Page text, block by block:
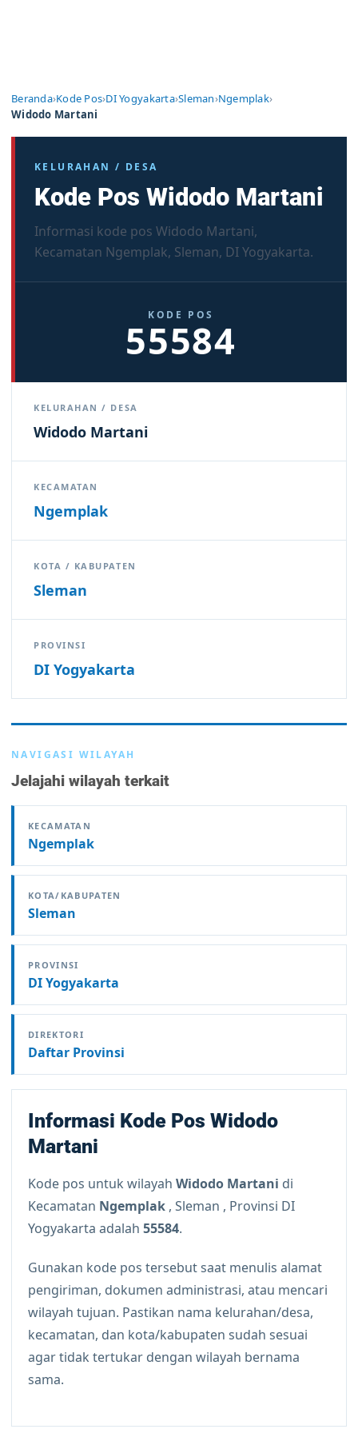
Beranda›Kode Pos›DI Yogyakarta›Sleman›Ngemplak›
Widodo Martani
KELURAHAN / DESA
Kode Pos Widodo Martani
Informasi kode pos Widodo Martani,
Kecamatan Ngemplak, Sleman, DI Yogyakarta.
KODE POS
55584
KELURAHAN / DESA
Widodo Martani
KECAMATAN
Ngemplak
KOTA / KABUPATEN
Sleman
PROVINSI
DI Yogyakarta
NAVIGASI WILAYAH
Jelajahi wilayah terkait
KECAMATAN
Ngemplak
KOTA/KABUPATEN
Sleman
PROVINSI
DI Yogyakarta
DIREKTORI
Daftar Provinsi
Informasi Kode Pos Widodo
Martani
Kode pos untuk wilayah Widodo Martani di
Kecamatan Ngemplak , Sleman , Provinsi DI
Yogyakarta adalah 55584.
Gunakan kode pos tersebut saat menulis alamat
pengiriman, dokumen administrasi, atau mencari
wilayah tujuan. Pastikan nama kelurahan/desa,
kecamatan, dan kota/kabupaten sudah sesuai
agar tidak tertukar dengan wilayah bernama
sama.